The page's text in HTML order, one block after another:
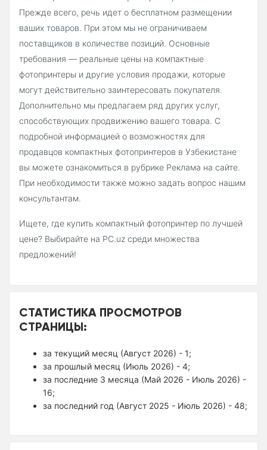
Прежде всего, речь идет о бесплатном размещении
ваших товаров. При этом мы не ограничиваем
поставщиков в количестве позиций. Основные
требования — реальные цены на компактные
фотопринтеры и другие условия продажи, которые
могут действительно заинтересовать покупателя.
Дополнительно мы предлагаем ряд других услуг,
способствующих продвижению вашего товара. С
подробной информацией о возможностях для
продавцов компактных фотопринтеров в Узбекистане
вы можете ознакомиться в рубрике Реклама на сайте.
При необходимости также можно задать вопрос нашим
консультантам.
Ищете, где купить компактный фотопринтер по лучшей
цене? Выбирайте на PC.uz среди множества
предложений!
СТАТИСТИКА ПРОСМОТРОВ
СТРАНИЦЫ:
за текущий месяц (Август 2026) - 1;
за прошлый месяц (Июль 2026) - 4;
за последние 3 месяца (Май 2026 - Июль 2026) -
16;
за последний год (Август 2025 - Июль 2026) - 48;